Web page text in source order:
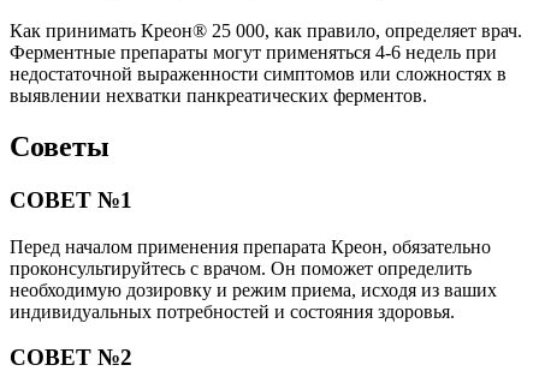
Как принимать Креон® 25 000, как правило, определяет врач.
Ферментные препараты могут применяться 4-6 недель при
недостаточной выраженности симптомов или сложностях в
выявлении нехватки панкреатических ферментов.
Советы
СОВЕТ №1
Перед началом применения препарата Креон, обязательно
проконсультируйтесь с врачом. Он поможет определить
необходимую дозировку и режим приема, исходя из ваших
индивидуальных потребностей и состояния здоровья.
СОВЕТ №2